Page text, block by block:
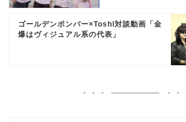
ゴールデンボンバー×Toshl対談動画「金
爆はヴィジュアル系の代表」